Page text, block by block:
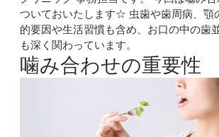
ついておいたします☆ 虫歯や歯周病、顎
的要因や生活習慣も含め、お口の中の歯
も深く関わっています。
噛み合わせの重要性